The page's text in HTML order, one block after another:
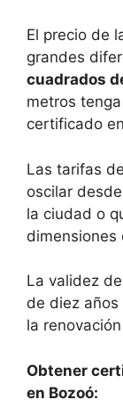
El precio de
grandes
cuadrados
metros
certificado
Las tarifas
oscilar
la ciudad o
dimensiones
La validez
de diez
la
Obtener
en Bozoó: